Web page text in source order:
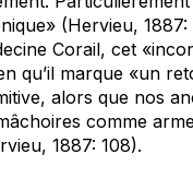
(Hervieu, 1887:
Corail, cet
qu’il marque «un
alors que nos
comme
1887: 108).